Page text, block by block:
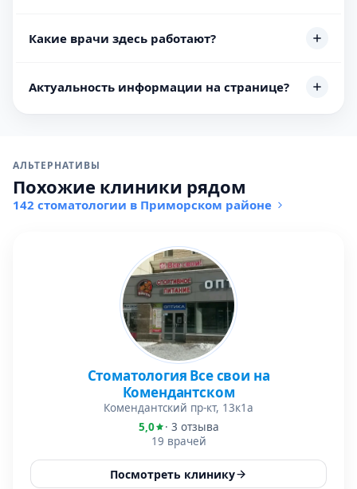
Какие врачи здесь работают?
Актуальность информации на странице?
АЛЬТЕРНАТИВЫ
Похожие клиники рядом
142 стоматологии в Приморском районе
Стоматология Все свои на
Комендантском
Комендантский пр-кт, 13к1а
5,0
· 3 отзыва
19 врачей
Посмотреть клинику